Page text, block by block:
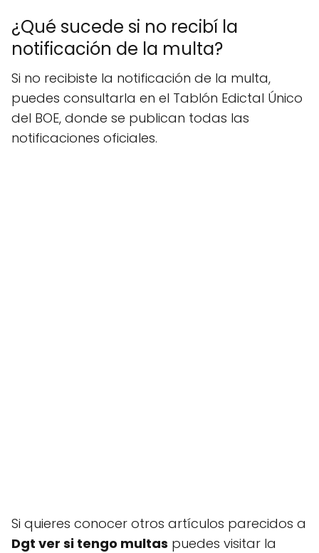
¿Qué sucede si no recibí la
notificación de la multa?
Si no recibiste la notificación de la multa,
puedes consultarla en el Tablón Edictal Único
del BOE, donde se publican todas las
notificaciones oficiales.
Si quieres conocer otros artículos parecidos a
Dgt ver si tengo multas puedes visitar la